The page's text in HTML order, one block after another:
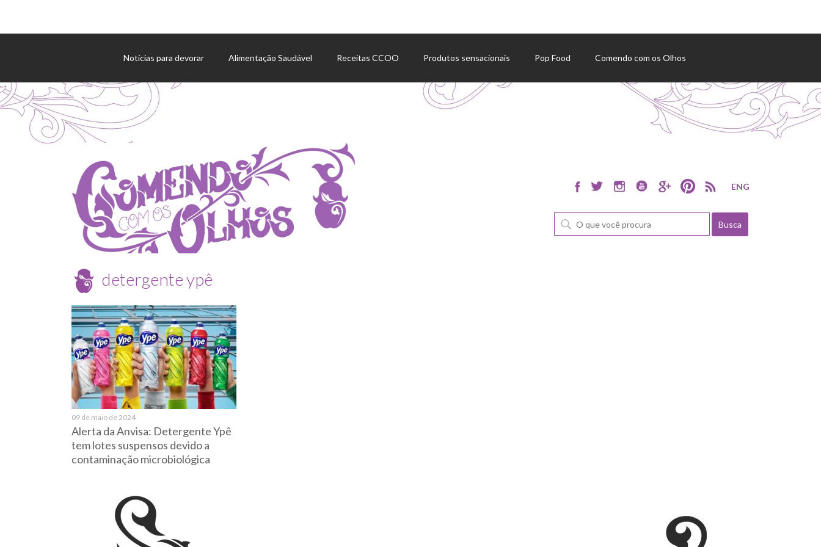
Notícias para devorar Alimentação Saudável Receitas CCOO Produtos sensacionais Pop Food Comendo com os Olhos
Agenda de eventos
ENG
detergente ypê
09 de maio de 2024
Alerta da Anvisa: Detergente Ypê
tem lotes suspensos devido a
contaminação microbiológica